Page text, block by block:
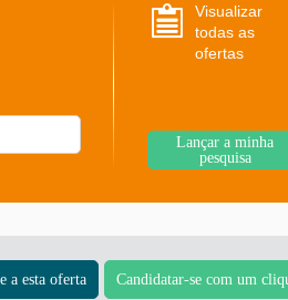
Visualizar
todas as
ofertas